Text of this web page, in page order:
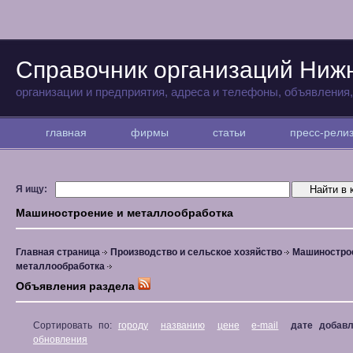
Справочник организаций
организации и предприятия, адреса и телефоны,
главная фирмы статьи пресс-
Я ищу:
Машиностроение и металлообработка
Главная страница Производство и сельское хозяйство
металлообработка
Объявления раздела
Сортировать по: городу названию цене e-mail
дате
обновления